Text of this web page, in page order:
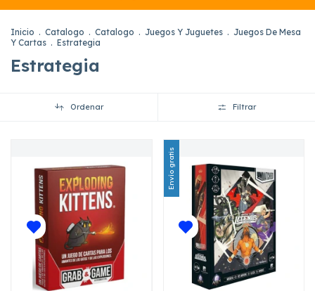
Inicio . Catalogo . Catalogo . Juegos Y Juguetes . Juegos De Mesa
Y Cartas . Estrategia
Estrategia
Ordenar Filtrar
Envío gratis